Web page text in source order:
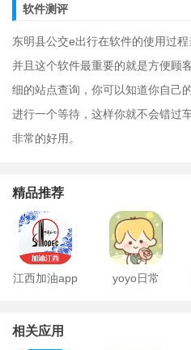
软件测评
东明县公交e出行在软件的使用过
并且这个软件最重要的就是方便顾
细的站点查询，你可以知道你自己
进行一个等待，这样你就不会错过
非常的好用。
精品推荐
江西加油app yoyo日常
相关应用